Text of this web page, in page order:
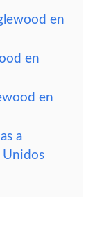
en
en
en
a
Unidos